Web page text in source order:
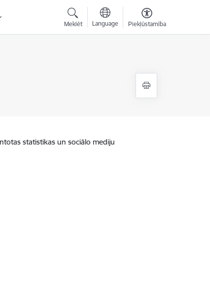
Meklēt Language Piekļūstamība
statistikas un sociālo mediju